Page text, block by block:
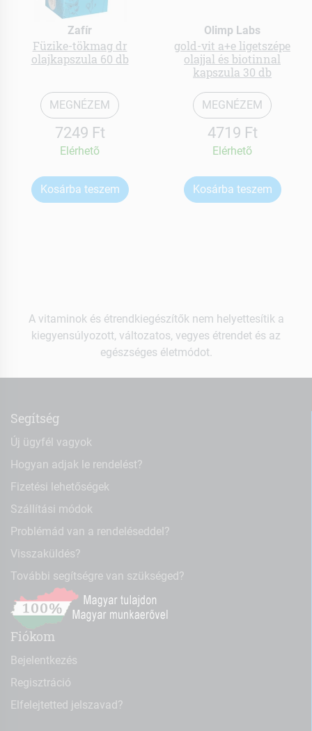
Zafír
Füzike-tökmag dr
olajkapszula 60 db
MEGNÉZEM
7249 Ft
Elérhetõ
Kosárba teszem
Olimp Labs
gold-vit a+e ligetszépe
olajjal és biotinnal
kapszula 30 db
MEGNÉZEM
4719 Ft
Elérhetõ
Kosárba teszem
A vitaminok és étrendkiegészítők nem helyettesítik a
kiegyensúlyozott, változatos, vegyes étrendet és az
egészséges életmódot.
Segítség
Új ügyfél vagyok
Hogyan adjak le rendelést?
Fizetési lehetőségek
Szállítási módok
Problémád van a rendeléseddel?
Visszaküldés?
További segítségre van szükséged?
Fiókom
Bejelentkezés
Regisztráció
Elfelejtetted jelszavad?